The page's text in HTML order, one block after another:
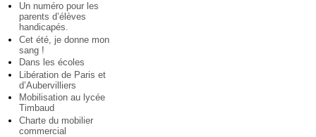
Un numéro pour les
parents d’élèves
handicapés.
Cet été, je donne mon
sang !
Dans les écoles
Libération de Paris et
d’Aubervilliers
Mobilisation au lycée
Timbaud
Charte du mobilier
commercial